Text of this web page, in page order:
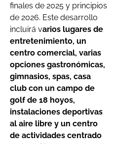
finales de 2025 y principios
de 2026. Este desarrollo
incluirá varios lugares de
entretenimiento, un
centro comercial, varias
opciones gastronómicas,
gimnasios, spas, casa
club con un campo de
golf de 18 hoyos,
instalaciones deportivas
al aire libre y un centro
de actividades centrado